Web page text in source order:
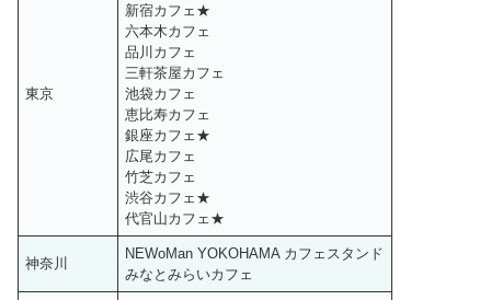
東京
新宿カフェ★
六本木カフェ
品川カフェ
三軒茶屋カフェ
池袋カフェ
恵比寿カフェ
銀座カフェ★
広尾カフェ
竹芝カフェ
渋谷カフェ★
代官山カフェ★
神奈川
NEWoMan YOKOHAMA カフェスタンド
みなとみらいカフェ